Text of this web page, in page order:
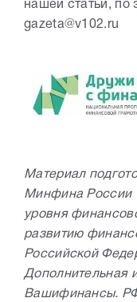
нашей статьи, по
gazeta@v102.ru
Материал
Минфина России
уровня
развитию
Российской
Дополнительная
Вашифинансы.